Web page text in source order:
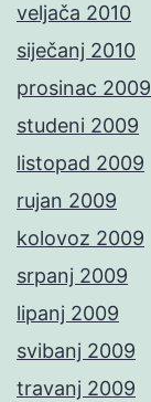
veljača 2010
siječanj 2010
prosinac 2009
studeni 2009
listopad 2009
rujan 2009
kolovoz 2009
srpanj 2009
lipanj 2009
svibanj 2009
travanj 2009